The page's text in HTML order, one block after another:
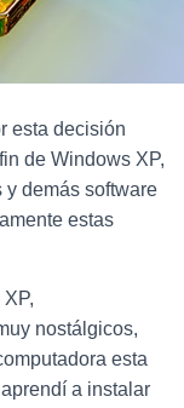
esta decisión
de Windows XP,
y demás software
estas
nostálgicos,
esta
a instalar